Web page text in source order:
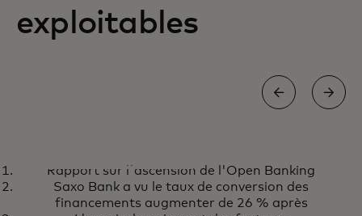
exploitables
Rapport sur l'ascension de
l'Open Banking
Obtenir le rapport s’ouvre dans un nouvel onglet
Rapport sur l'ascension de l'Open Banking
Saxo Bank a vu le taux de conversion des
financements augmenter de 26 % après